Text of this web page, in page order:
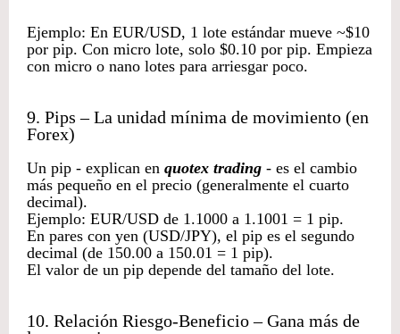
Ejemplo: En EUR/USD, 1 lote estándar mueve ~$10
por pip. Con micro lote, solo $0.10 por pip. Empieza
con micro o nano lotes para arriesgar poco.
9. Pips – La unidad mínima de movimiento (en
Forex)
Un pip - explican en quotex trading - es el cambio
más pequeño en el precio (generalmente el cuarto
decimal).
Ejemplo: EUR/USD de 1.1000 a 1.1001 = 1 pip.
En pares con yen (USD/JPY), el pip es el segundo
decimal (de 150.00 a 150.01 = 1 pip).
El valor de un pip depende del tamaño del lote.
10. Relación Riesgo-Beneficio – Gana más de